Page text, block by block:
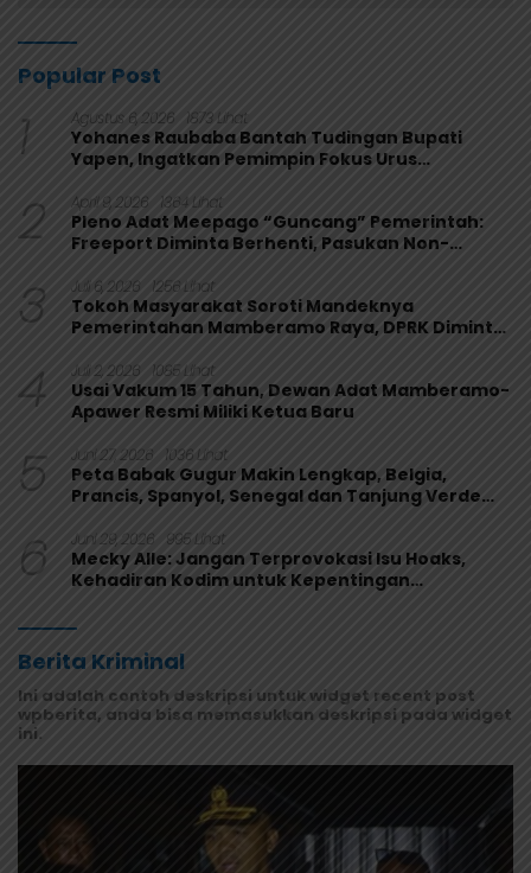
Popular Post
1 Agustus 6, 2026 1873 Lihat
Yohanes Raubaba Bantah Tudingan Bupati
Yapen, Ingatkan Pemimpin Fokus Urus
2 April 9, 2026 1364 Lihat
Pleno Adat Meepago “Guncang” Pemerintah:
Freeport Diminta Berhenti, Pasukan Non-
3 Juli 6, 2026 1256 Lihat
Tokoh Masyarakat Soroti Mandeknya
Pemerintahan Mamberamo Raya, DPRK Diminta
4 Juli 2, 2026 1085 Lihat
Usai Vakum 15 Tahun, Dewan Adat Mamberamo-
Apawer Resmi Miliki Ketua Baru
5 Juni 27, 2026 1036 Lihat
Peta Babak Gugur Makin Lengkap, Belgia,
Prancis, Spanyol, Senegal dan Tanjung Verde
6 Juni 29, 2026 995 Lihat
Mecky Alle: Jangan Terprovokasi Isu Hoaks,
Kehadiran Kodim untuk Kepentingan
Berita Kriminal
Ini adalah contoh deskripsi untuk widget recent post
wpberita, anda bisa memasukkan deskripsi pada widget
ini.